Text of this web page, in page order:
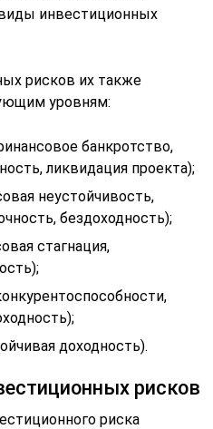
инвестиционных
рисков их также
уровням:
банкротство,
ликвидация проекта);
неустойчивость,
бездоходность);
стагнация,
доходность).
рисков
риска